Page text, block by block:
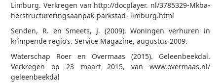
Limburg. Verkregen van http://docplayer. nl/3785329-Mkba-
herstructureringsaanpak-parkstad- limburg.html
Senden, R. en Smeets, J. (2009). Woningen verhuren in
krimpende regio’s. Service Magazine, augustus 2009.
Waterschap Roer en Overmaas (2015). Geleenbeekdal.
Verkregen op 23 maart 2015, van www.overmaas.nl/
geleenbeekdal